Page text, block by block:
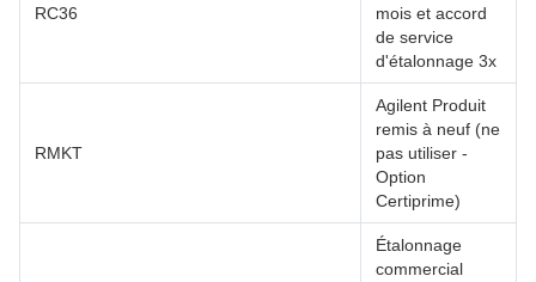
RC36
mois et accord
de service
d'étalonnage 3x
RMKT
Agilent Produit
remis à neuf (ne
pas utiliser -
Option
Certiprime)
Étalonnage
commercial